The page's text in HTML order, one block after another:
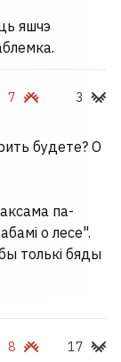
яшчэ
7 3
будете? О
па-
о лесе".
толькі бяды
8 17